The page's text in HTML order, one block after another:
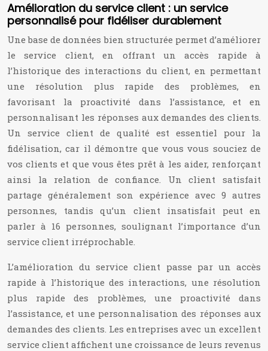
Amélioration du service client : un service
personnalisé pour fidéliser durablement
Une base de données bien structurée permet d’améliorer
le service client, en offrant un accès rapide à
l’historique des interactions du client, en permettant
une résolution plus rapide des problèmes, en
favorisant la proactivité dans l’assistance, et en
personnalisant les réponses aux demandes des clients.
Un service client de qualité est essentiel pour la
fidélisation, car il démontre que vous vous souciez de
vos clients et que vous êtes prêt à les aider, renforçant
ainsi la relation de confiance. Un client satisfait
partage généralement son expérience avec 9 autres
personnes, tandis qu’un client insatisfait peut en
parler à 16 personnes, soulignant l’importance d’un
service client irréprochable.
L’amélioration du service client passe par un accès
rapide à l’historique des interactions, une résolution
plus rapide des problèmes, une proactivité dans
l’assistance, et une personnalisation des réponses aux
demandes des clients. Les entreprises avec un excellent
service client affichent une croissance de leurs revenus